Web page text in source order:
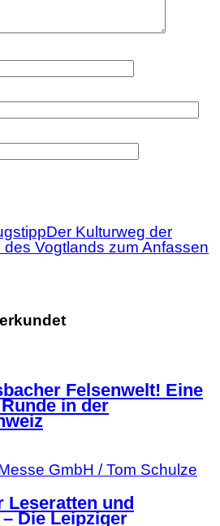
Der Kulturweg der
Vogtlands zum Anfassen
Felsenwelt! Eine
in der
Leseratten und
Die Leipziger